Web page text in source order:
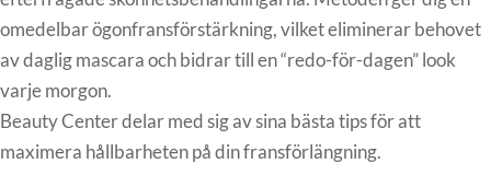
omedelbar ögonfransförstärkning, vilket eliminerar behovet
av daglig mascara och bidrar till en “redo-för-dagen” look
varje morgon.
Beauty Center delar med sig av sina bästa tips för att
maximera hållbarheten på din fransförlängning.